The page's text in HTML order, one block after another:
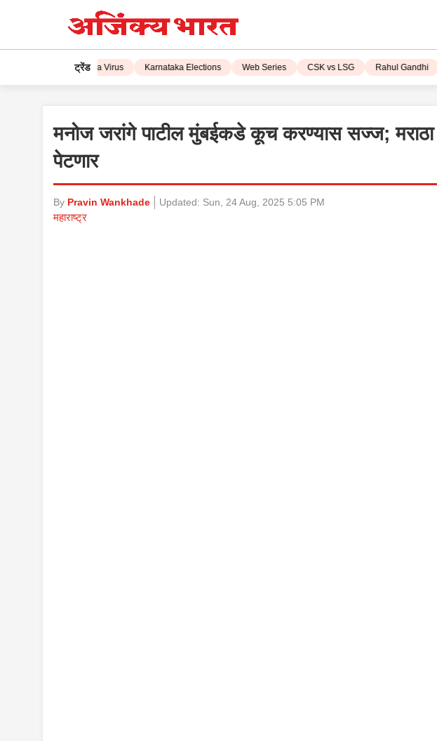
ट्रेंड
Corona Virus Karnataka Elections Web Series CSK vs LSG Rahul Gandhi
मनोज जरांगे पाटील मुंबईकडे कूच करण्यास सज्ज; मराठा
पेटणार
By Pravin Wankhade Updated: Sun, 24 Aug, 2025 5:05 PM
महाराष्ट्र